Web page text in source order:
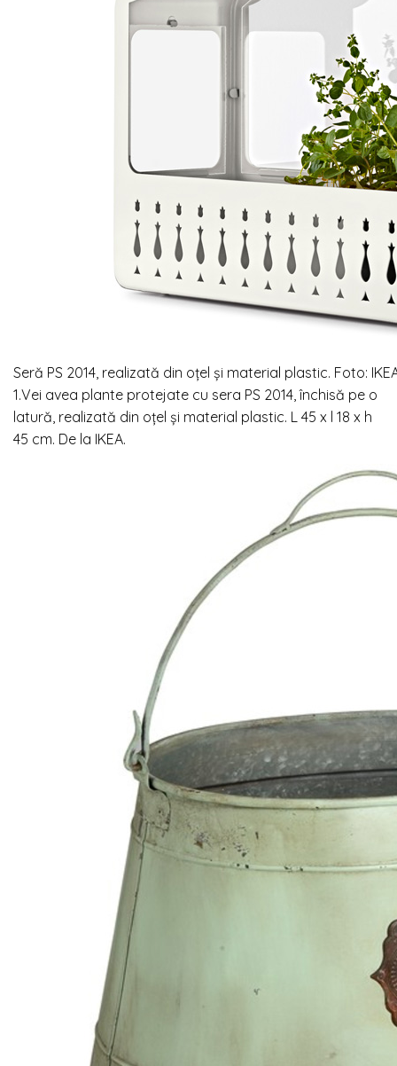
Seră PS 2014, realizată din oțel și material plastic. Foto:
1.Vei avea plante protejate cu sera PS 2014, închisă pe o
latură, realizată din oțel și material plastic. L 45 x l 18 x h
45 cm. De la IKEA.